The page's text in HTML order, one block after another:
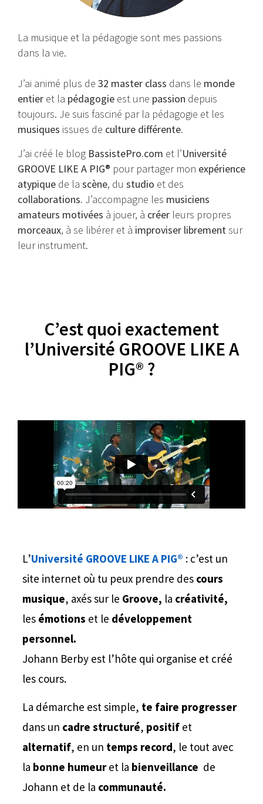
La musique et la pédagogie sont mes passions
dans la vie.
J’ai animé plus de 32 master class dans le monde
entier et la pédagogie est une passion depuis
toujours. Je suis fasciné par la pédagogie et les
musiques issues de culture différente.
J’ai créé le blog BassistePro.com et l’Université
GROOVE LIKE A PIG® pour partager mon expérience
atypique de la scène, du studio et des
collaborations. J’accompagne les musiciens
amateurs motivées à jouer, à créer leurs propres
morceaux, à se libérer et à improviser librement sur
leur instrument.
C’est quoi exactement
l’Université GROOVE LIKE A
PIG® ?
L’Université GROOVE LIKE A PIG® : c’est un
site internet où tu peux prendre des cours
musique, axés sur le Groove, la créativité,
les émotions et le développement
personnel.
Johann Berby est l’hôte qui organise et créé
les cours.
La démarche est simple, te faire progresser
dans un cadre structuré, positif et
alternatif, en un temps record, le tout avec
la bonne humeuret la bienveillance de
Johann et de la communauté.